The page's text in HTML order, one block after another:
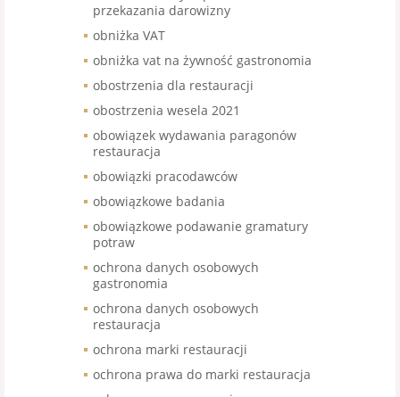
przekazania darowizny
obniżka VAT
obniżka vat na żywność gastronomia
obostrzenia dla restauracji
obostrzenia wesela 2021
obowiązek wydawania paragonów
restauracja
obowiązki pracodawców
obowiązkowe badania
obowiązkowe podawanie gramatury
potraw
ochrona danych osobowych
gastronomia
ochrona danych osobowych
restauracja
ochrona marki restauracji
ochrona prawa do marki restauracja